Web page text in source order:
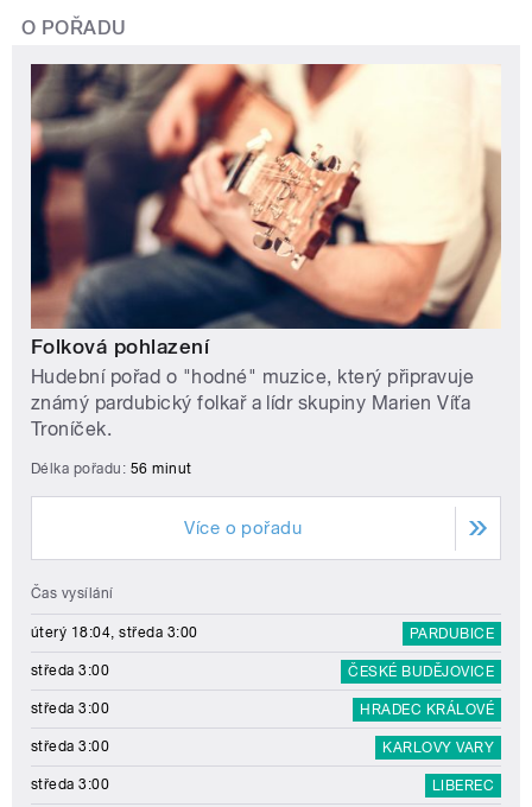
O POŘADU
Folková pohlazení
Hudební pořad o "hodné" muzice, který připravuje
známý pardubický folkař a lídr skupiny Marien Víťa
Troníček.
Délka pořadu: 56 minut
Více o pořadu
Čas vysílání
úterý 18:04, středa 3:00 PARDUBICE
středa 3:00 ČESKÉ BUDĚJOVICE
středa 3:00 HRADEC KRÁLOVÉ
středa 3:00 KARLOVY VARY
středa 3:00 LIBEREC